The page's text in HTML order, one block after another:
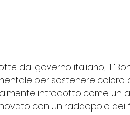
dal governo italiano, il
per sostenere coloro
introdotto come un
con un raddoppio dei